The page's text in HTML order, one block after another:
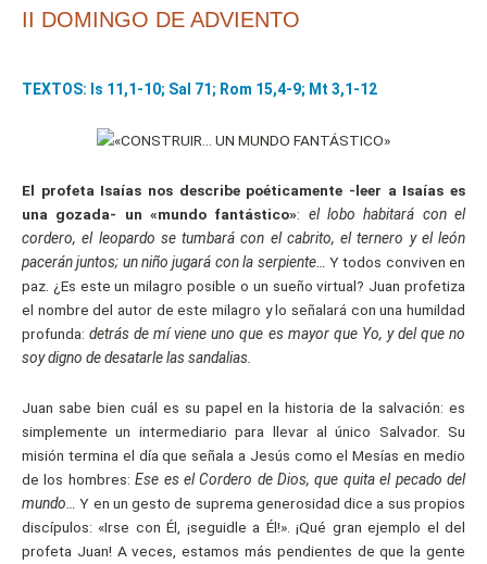
II DOMINGO DE ADVIENTO
TEXTOS: Is 11,1-10; Sal 71; Rom 15,4-9; Mt 3,1-12
El profeta Isaías nos describe poéticamente -leer a Isaías es
una gozada- un «mundo fantástico»: el lobo habitará con el
cordero, el leopardo se tumbará con el cabrito, el ternero y el león
pacerán juntos; un niño jugará con la serpiente… Y todos conviven en
paz. ¿Es este un milagro posible o un sueño virtual? Juan profetiza
el nombre del autor de este milagro y lo señalará con una humildad
profunda:detrás de mí viene uno que es mayor que Yo, y del que no
soy digno de desatarle las sandalias.
Juan sabe bien cuál es su papel en la historia de la salvación: es
simplemente un intermediario para llevar al único Salvador. Su
misión termina el día que señala a Jesús como el Mesías en medio
de los hombres:Ese es el Cordero de Dios, que quita el pecado del
mundo…
Y en un gesto de suprema generosidad dice a sus propios
discípulos: «Irse con Él, ¡seguidle a Él!». ¡Qué gran ejemplo el del
profeta Juan! A veces, estamos más pendientes de que la gente